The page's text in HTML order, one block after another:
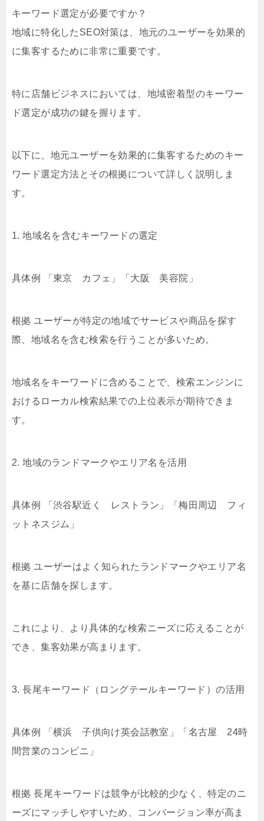
キーワード選定が必要ですか？
地域に特化したSEO対策は、地元のユーザーを効果的
に集客するために非常に重要です。
特に店舗ビジネスにおいては、地域密着型のキーワー
ド選定が成功の鍵を握ります。
以下に、地元ユーザーを効果的に集客するためのキー
ワード選定方法とその根拠について詳しく説明しま
す。
1. 地域名を含むキーワードの選定
具体例 「東京 カフェ」「大阪 美容院」
根拠 ユーザーが特定の地域でサービスや商品を探す
際、地域名を含む検索を行うことが多いため。
地域名をキーワードに含めることで、検索エンジンに
おけるローカル検索結果での上位表示が期待できま
す。
2. 地域のランドマークやエリア名を活用
具体例 「渋谷駅近く レストラン」「梅田周辺 フィ
ットネスジム」
根拠 ユーザーはよく知られたランドマークやエリア名
を基に店舗を探します。
これにより、より具体的な検索ニーズに応えることが
でき、集客効果が高まります。
3. 長尾キーワード（ロングテールキーワード）の活用
具体例 「横浜 子供向け英会話教室」「名古屋 24時
間営業のコンビニ」
根拠 長尾キーワードは競争が比較的少なく、特定のニ
ーズにマッチしやすいため、コンバージョン率が高ま